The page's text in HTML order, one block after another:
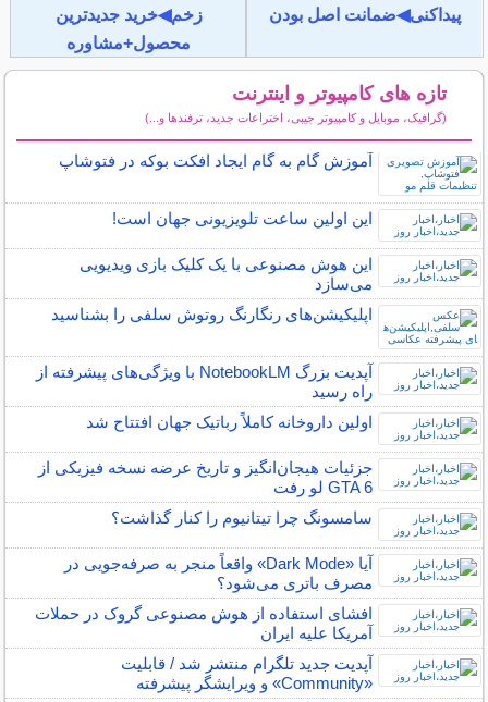
پیداکنی◀ضمانت اصل بودن
زخم◀خرید جدیدترین
محصول+مشاوره
تازه های کامپیوتر و اینترنت
(گرافیک، موبایل و کامپیوتر جیبی، اختراعات جدید، ترفندها و...)
آموزش گام به گام ایجاد افکت بوکه در فتوشاپ
این اولین ساعت تلویزیونی جهان است!
این هوش مصنوعی با یک کلیک بازی ویدیویی
می‌سازد
اپلیکیشن‌های رنگارنگ روتوش سلفی را بشناسید
آپدیت بزرگ NotebookLM با ویژگی‌های پیشرفته از
راه رسید
اولین داروخانه کاملاً رباتیک جهان افتتاح شد
جزئیات هیجان‌انگیز و تاریخ عرضه نسخه فیزیکی از
GTA 6 لو رفت
سامسونگ چرا تیتانیوم را کنار گذاشت؟
آیا «Dark Mode» واقعاً منجر به صرفه‌جویی در
مصرف باتری می‌شود؟
افشای استفاده از هوش مصنوعی گروک در حملات
آمریکا علیه ایران
آپدیت جدید تلگرام منتشر شد / قابلیت
«Community» و ویرایشگر پیشرفته